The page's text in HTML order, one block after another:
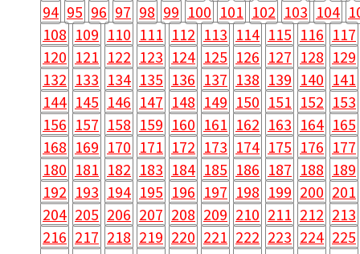
94 95 96 97 98 99 100 101 102 103 104
108 109 110 111 112 113 114 115 116 117
120 121 122 123 124 125 126 127 128 129
132 133 134 135 136 137 138 139 140 141
144 145 146 147 148 149 150 151 152 153
156 157 158 159 160 161 162 163 164 165
168 169 170 171 172 173 174 175 176 177
180 181 182 183 184 185 186 187 188 189
192 193 194 195 196 197 198 199 200 201
204 205 206 207 208 209 210 211 212 213
216 217 218 219 220 221 222 223 224 225